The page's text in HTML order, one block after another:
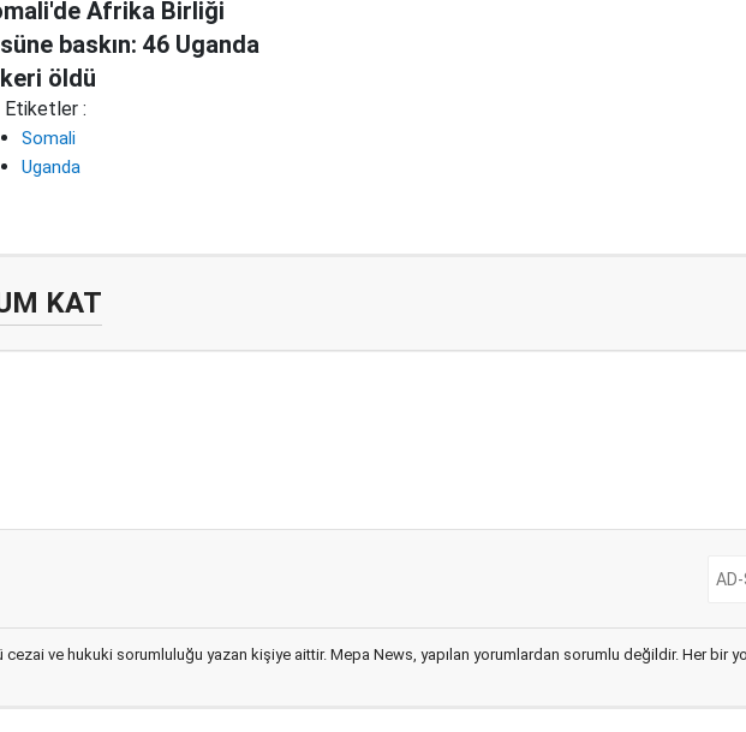
Afrika Birliği
baskın: 46 Uganda
öldü
Etiketler :
Somali
Uganda
KAT
cezai ve hukuki sorumluluğu yazan kişiye aittir. Mepa News, yapılan yorumlardan sorumlu değildir. Her bir